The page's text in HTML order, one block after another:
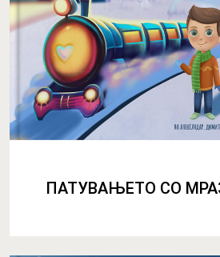
ПАТУВАЊЕТО СО